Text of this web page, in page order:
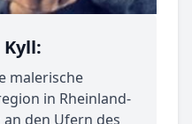
malerische
in Rheinland-
an den Ufern des